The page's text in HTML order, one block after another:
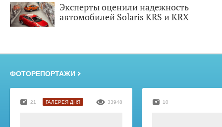
Эксперты оценили надежность
автомобилей Solaris KRS и KRX
ФОТОРЕПОРТАЖИ
21 ГАЛЕРЕЯ ДНЯ 33948 10